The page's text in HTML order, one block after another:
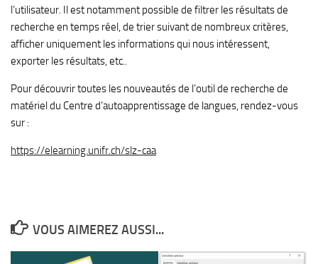
l’utilisateur. Il est notamment possible de filtrer les résultats de
recherche en temps réel, de trier suivant de nombreux critères,
afficher uniquement les informations qui nous intéressent,
exporter les résultats, etc..
Pour découvrir toutes les nouveautés de l’outil de recherche de
matériel du Centre d’autoapprentissage de langues, rendez-vous
sur :
https://elearning.unifr.ch/slz-caa
VOUS AIMEREZ AUSSI...